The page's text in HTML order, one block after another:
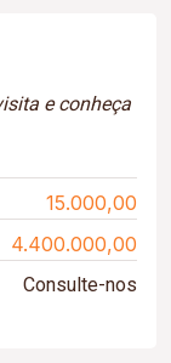
e conheça
15.000,00
4.400.000,00
Consulte-nos